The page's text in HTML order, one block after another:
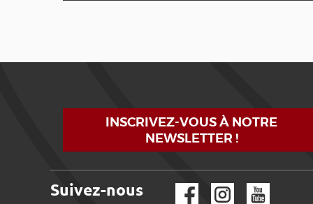
INSCRIVEZ-VOUS À NOTRE
NEWSLETTER !
Suivez-nous